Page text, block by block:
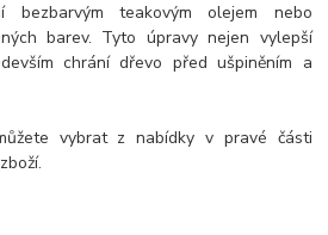
bezbarvým teakovým olejem nebo
barev. Tyto úpravy nejen vylepší
chrání dřevo před ušpiněním a
vybrat z nabídky v pravé části